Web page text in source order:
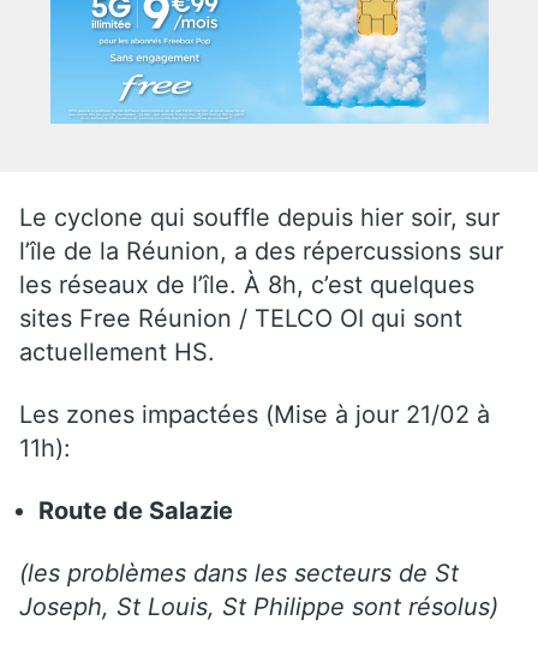
Le cyclone qui souffle depuis hier soir, sur
l’île de la Réunion, a des répercussions sur
les réseaux de l’île. À 8h, c’est quelques
sites Free Réunion / TELCO OI qui sont
actuellement HS.
Les zones impactées (Mise à jour 21/02 à
11h):
Route de Salazie
(les problèmes dans les secteurs de St
Joseph, St Louis, St Philippe sont résolus)